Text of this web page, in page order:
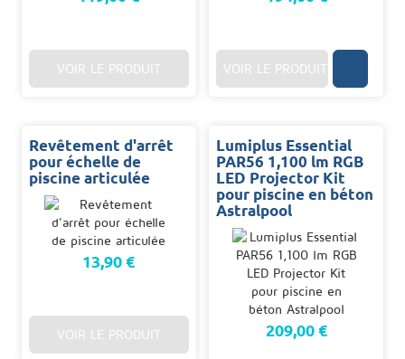
VOIR LE PRODUIT VOIR LE PRODUIT
Revêtement d'arrêt
pour échelle de
piscine articulée
13,90 €
VOIR LE PRODUIT
Lumiplus Essential
PAR56 1,100 lm RGB
LED Projector Kit
pour piscine en béton
Astralpool
209,00 €